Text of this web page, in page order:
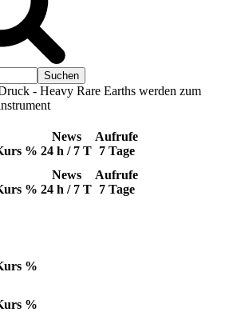
- Heavy Rare Earths werden zum
%
News
24 h / 7 T
Aufrufe
7 Tage
%
News
24 h / 7 T
Aufrufe
7 Tage
%
%